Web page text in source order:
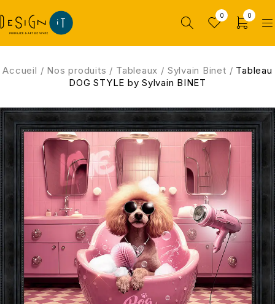
0 0
Accueil / Nos produits / Tableaux / Sylvain Binet / Tableau
DOG STYLE by Sylvain BINET